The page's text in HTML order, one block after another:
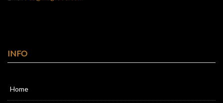
INFO
Home